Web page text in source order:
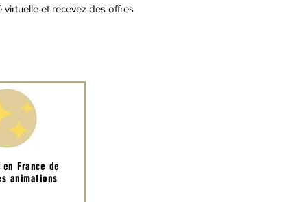
virtuelle et recevez des offres
France de
animations